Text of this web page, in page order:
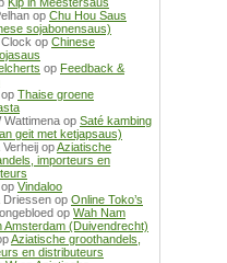
op Chu Hou Saus
sojabonensaus)
op Chinese
op Feedback &
op Thaise groene
Wattimena op Saté kambing
geit met ketjapsaus)
Verheij opAziatische
importeurs en
op Vindaloo
Driessen op Online Toko’s
op Wah Nam
Amsterdam (Duivendrecht)
Aziatische groothandels,
en distributeurs